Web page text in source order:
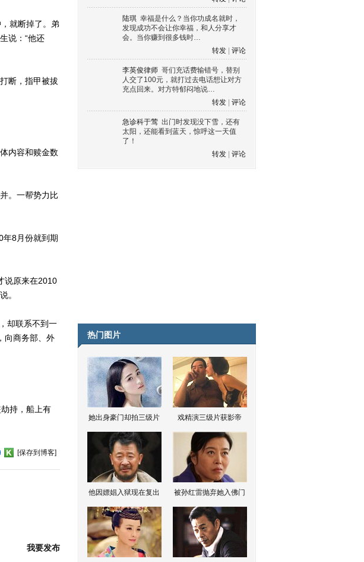
就断掉了。弟
说：“他还
断，指甲被拔
内容和赎金数
。一帮势力比
8月份就到期
说原来在2010
。
却联系不到一
向商务部、外
持，船上有
[保存到博客]
我要发布
陆琪 幸福是什么？当你功成名就时，
发现成功不会让你幸福，和人分享才
会。当你赚到很多钱时…
转发
评论
李英俊律师 哥们充话费输错号，替别
人交了100元，就打过去电话想让对方
充点回来。对方特郁闷地说…
转发
评论
急诊科于莺 出门时发现没下雪，还有
太阳，还能看到蓝天，惊呼这一天值
了！
转发
评论
热门图片
她出身豪门却拍三级片 戏精演三级片获影帝
他因嫖娼入狱现在复出 被孙红雷抛弃她入佛门